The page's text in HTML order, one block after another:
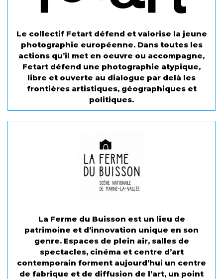
Le collectif Fetart défend et valorise la jeune
photographie européenne. Dans toutes les
actions qu’il met en oeuvre ou accompagne,
Fetart défend une photographie atypique,
libre et ouverte au dialogue par delà les
frontières artistiques, géographiques et
politiques.
La Ferme du Buisson est un lieu de
patrimoine et d’innovation unique en son
genre. Espaces de plein air, salles de
spectacles, cinéma et centre d’art
contemporain forment aujourd’hui un centre
de fabrique et de diffusion de l’art, un point